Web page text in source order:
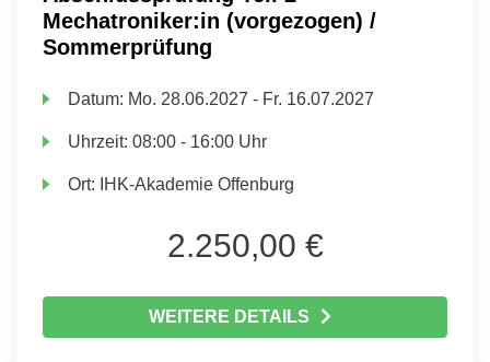
Mechatroniker:in (vorgezogen) /
Sommerprüfung
Datum: Mo. 28.06.2027 - Fr. 16.07.2027
Uhrzeit:08:00 - 16:00 Uhr
Ort: IHK-Akademie Offenburg
2.250,00 €
WEITERE DETAILS